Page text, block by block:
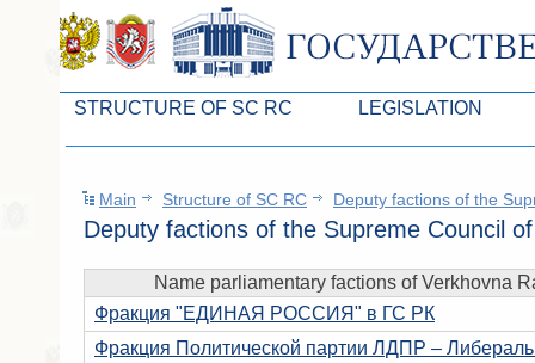
STRUCTURE OF SC RC
Presidium of SC ARC
Deputies of SC ARC
Permanent commissions of SC ARC
Deputy factions of SC ARC
LEGISLATION
Бюджет Республики
Законы
Антикоррупционная
Независимая
Main Structure of SC RC Deputy factions of the
Deputy factions of the Supreme Council
Name parliamentary factions of Verkhovna
Фракция "ЕДИНАЯ РОССИЯ" в ГС РК
Фракция Политической партии ЛДПР –